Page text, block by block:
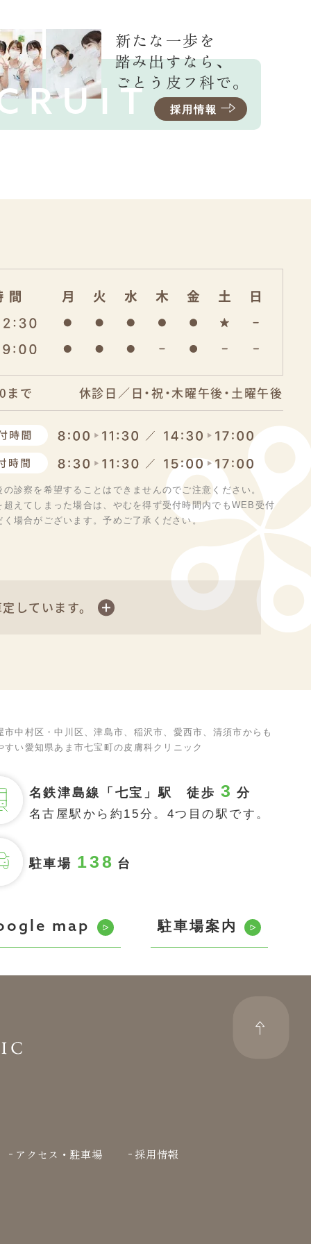
新たな一歩を
踏み出すなら、
ごとう皮フ科で。
採用情報
まで 休診日／日・祝・木曜午後・土曜午後
診察を希望することはできませんのでご注意ください。
えてしまった場合は、やむを得ず受付時間内でもWEB受付
く場合がございます。予めご了承ください。
しています。
市中村区・中川区、津島市、稲沢市、愛西市、清須市からも
すい愛知県あま市七宝町の皮膚科クリニック
名鉄津島線「七宝」駅 徒歩 3 分
名古屋駅から約15分。4つ目の駅です。
駐車場 138 台
map 駐車場案内
アクセス・駐車場 採用情報